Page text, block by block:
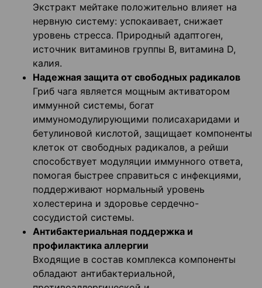
Экстракт мейтаке положительно влияет на
нервную систему: успокаивает, снижает
уровень стресса. Природный адаптоген,
источник витаминов группы B, витамина D,
калия.
Надежная защита от свободных радикалов
Гриб чага является мощным активатором
иммунной системы, богат
иммуномодулирующими полисахаридами и
бетулиновой кислотой, защищает компоненты
клеток от свободных радикалов, а рейши
способствует модуляции иммунного ответа,
помогая быстрее справиться с инфекциями,
поддерживают нормальный уровень
холестерина и здоровье сердечно-
сосудистой системы.
Антибактериальная поддержка и
профилактика аллергии
Входящие в состав комплекса компоненты
обладают антибактериальной,